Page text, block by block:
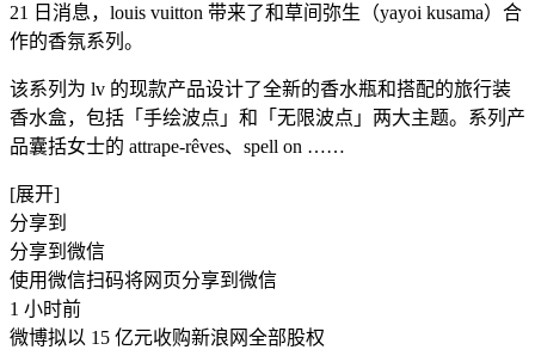
21 日消息，louis vuitton 带来了和草间弥生（yayoi kusama）合
作的香氛系列。
该系列为 lv 的现款产品设计了全新的香水瓶和搭配的旅行装
香水盒，包括「手绘波点」和「无限波点」两大主题。系列产
品囊括女士的 attrape-rêves、spell on ​……
[展开]
分享到
分享到微信
使用微信扫码将网页分享到微信
1 小时前
微博拟以 15 亿元收购新浪网全部股权